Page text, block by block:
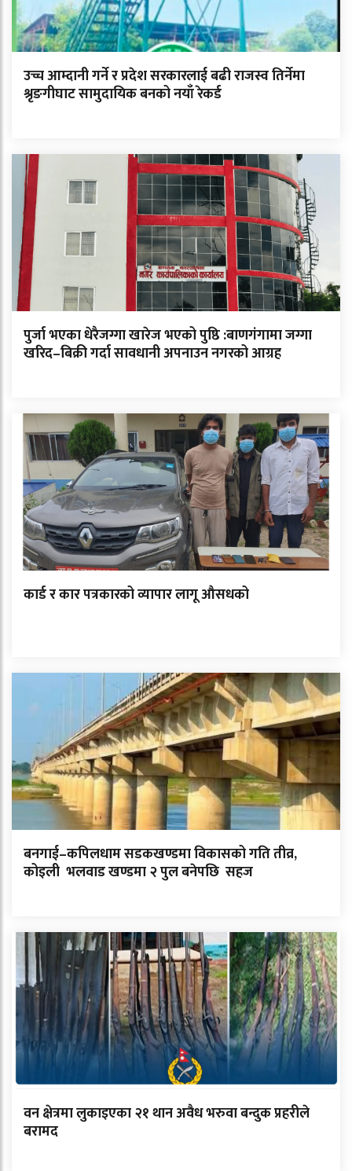
उच्च आम्दानी गर्ने र प्रदेश सरकारलाई बढी राजस्व तिर्नेमा
श्रृङगीघाट सामुदायिक बनको नयाँ रेकर्ड
पुर्जा भएका धेरैजग्गा खारेज भएको पुष्ठि :बाणगंगामा जग्गा
खरिद–बिक्री गर्दा सावधानी अपनाउन नगरको आग्रह
कार्ड र कार पत्रकारको व्यापार लागू औसधको
बनगाई–कपिलधाम सडकखण्डमा विकासको गति तीव्र,
कोइली भलवाड खण्डमा २ पुल बनेपछि सहज
वन क्षेत्रमा लुकाइएका २१ थान अवैध भरुवा बन्दुक प्रहरीले
बरामद